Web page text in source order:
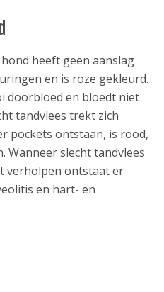
heeft geen aanslag
en is roze gekleurd.
doorbloed en bloedt niet
tandvlees trekt zich
pockets ontstaan, is rood,
Wanneer slecht tandvlees
verholpen ontstaat er
en hart- en